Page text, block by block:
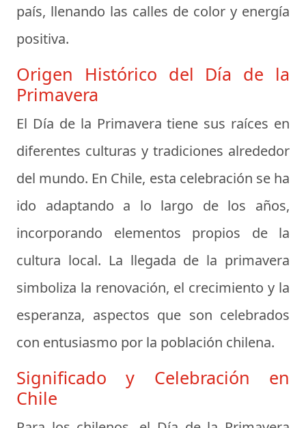
país, llenando las calles de color y energía
positiva.
Origen Histórico del Día de la
Primavera
El Día de la Primavera tiene sus raíces en
diferentes culturas y tradiciones alrededor
del mundo. En Chile, esta celebración se ha
ido adaptando a lo largo de los años,
incorporando elementos propios de la
cultura local. La llegada de la primavera
simboliza la renovación, el crecimiento y la
esperanza, aspectos que son celebrados
con entusiasmo por la población chilena.
Significado y Celebración en
Chile